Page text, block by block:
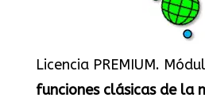
Licencia PREMIUM.
funciones clásicas de la